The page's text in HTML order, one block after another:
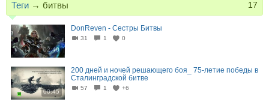
Теги → битвы 17
02:40
DonReven - Сестры Битвы
31 1 0
00:45
200 дней и ночей решающего боя_ 75-летие победы в
Сталинградской битве
57 1 +6